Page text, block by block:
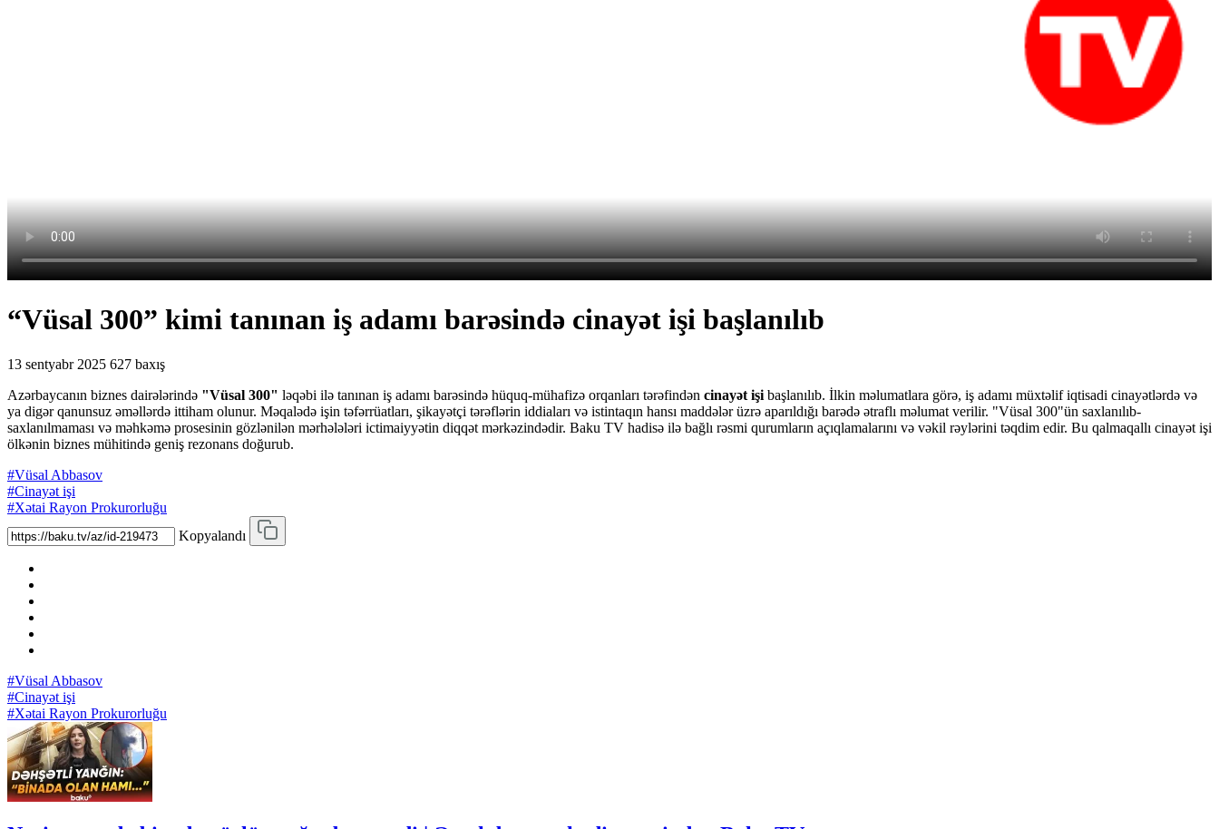
“Vüsal 300” kimi tanınan iş adamı barəsində cinayət işi başlanılıb
13 sentyabr 2025 627 baxış
Azərbaycanın biznes dairələrində "Vüsal 300" ləqəbi ilə tanınan iş adamı barəsində hüquq-mühafizə orqanları tərəfindən cinayət işi başlanılıb. İlkin məlumatlara görə, iş adamı müxtəlif iqtisadi cinayətlərdə və
ya digər qanunsuz əməllərdə ittiham olunur. Məqalədə işin təfərrüatları, şikayətçi tərəflərin iddiaları və istintaqın hansı maddələr üzrə aparıldığı barədə ətraflı məlumat verilir. "Vüsal 300"ün saxlanılıb-
saxlanılmaması və məhkəmə prosesinin gözlənilən mərhələləri ictimaiyyətin diqqət mərkəzindədir. Baku TV hadisə ilə bağlı rəsmi qurumların açıqlamalarını və vəkil rəylərini təqdim edir. Bu qalmaqallı cinayət işi
ölkənin biznes mühitində geniş rezonans doğurub.
#Vüsal Abbasov
#Cinayət işi
#Xətai Rayon Prokurorluğu
Kopyalandı
#Vüsal Abbasov
#Cinayət işi
#Xətai Rayon Prokurorluğu